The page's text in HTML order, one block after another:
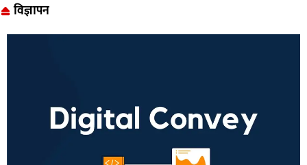
विज्ञापन